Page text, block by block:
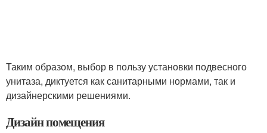
Таким образом, выбор в пользу установки подвесного
унитаза, диктуется как санитарными нормами, так и
дизайнерскими решениями.
Дизайн помещения